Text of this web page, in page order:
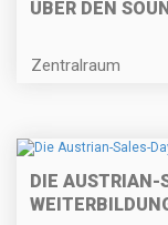
ÜBER DEN
Zentralraum
DIE AUSTRIAN-